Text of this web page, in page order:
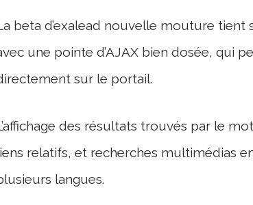
beta d’exalead nouvelle mouture tient
une pointe d’AJAX bien dosée, qui
sur le portail.
des résultats trouvés par le
relatifs, et recherches multimédias
langues.